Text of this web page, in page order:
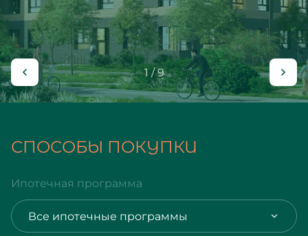
1 / 9
СПОСОБЫ ПОКУПКИ
Ипотечная программа
Все ипотечные программы